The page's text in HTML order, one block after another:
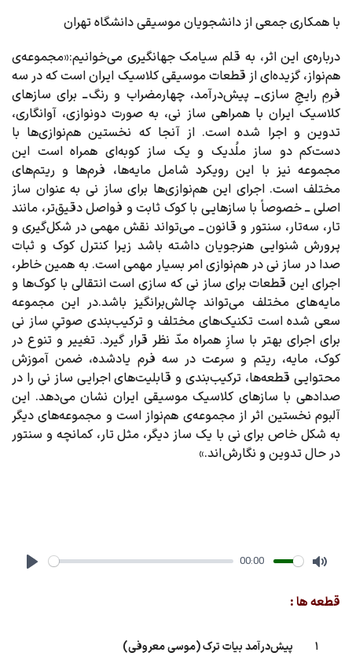
با همکاری جمعی از دانشجویان موسیقی دانشگاه تهران
درباره‌ی این اثر، به قلم سیامک جهانگیری می‌خوانیم:«مجموعه‌ی
هم‌نواز، گزیده‌ای از قطعات موسیقی کلاسیک ایران است که در سه
فرمِ رایجِ سازی ‌ــ پیش‌درآمد، چهارمضراب و رنگ ‌ــ برای سازهای
کلاسیک ایران با همراهی ساز نی، به صورت دونوازی، آوانگاری،
تدوین و اجرا شده است. از آنجا که نخستین هم‌نوازی‌ها با
دست‌کم دو ساز ملُدیک و یک ساز کوبه‌ای همراه است این
مجموعه نیز با این رویکرد شامل مایه‌ها، فرم‌ها و ریتم‌های
مختلف است. اجرای این هم‌نوازی‌ها برای ساز نی به عنوان ساز
اصلی ــ خصوصاً با سازهایی با کوک ثابت‌ و فواصل دقیق‌تر، مانند
تار، سه‌تار، سنتور و قانون ‌ــ می‌تواند نقش مهمی در شکل‌گیری و
پرورش شنوایی هنرجویان داشته باشد زیرا کنترل کوک و ثبات
صدا در ساز نی در هم‌نوازی امر بسیار مهمی است. به همین خاطر،
اجرای این قطعات برای ساز نی که سازی است انتقالی با کوک‌ها و
مایه های مختلف می‌تواند چالش‌برانگیز باشد.در این مجموعه
سعی شده است تکنیک‌های مختلف و ترکیب‌بندی صوتیِ ساز نی
برای اجرای بهتر با سازِ همراه مدّ نظر قرار گیرد. تغییر و تنوع در
کوک، مایه، ریتم و سرعت در سه فرم یادشده، ضمن آموزش
محتوایی قطعه‌ها، ترکیب‌بندی و قابلیت‌های اجرایی ساز نی را در
صدادهی با سازهای کلاسیک موسیقی ایران نشان می‌دهد. این
آلبوم نخستین اثر از مجموعه‌ی هم‌نواز است و مجموعه‌های دیگر
به شکل خاص برای نی با یک ساز دیگر، مثل تار، کمانچه و سنتور
در حال تدوین و نگارش اند.»
00:00
قطعه ها :
1
پیش‌درآمد بیات ترک (موسی معروفی)